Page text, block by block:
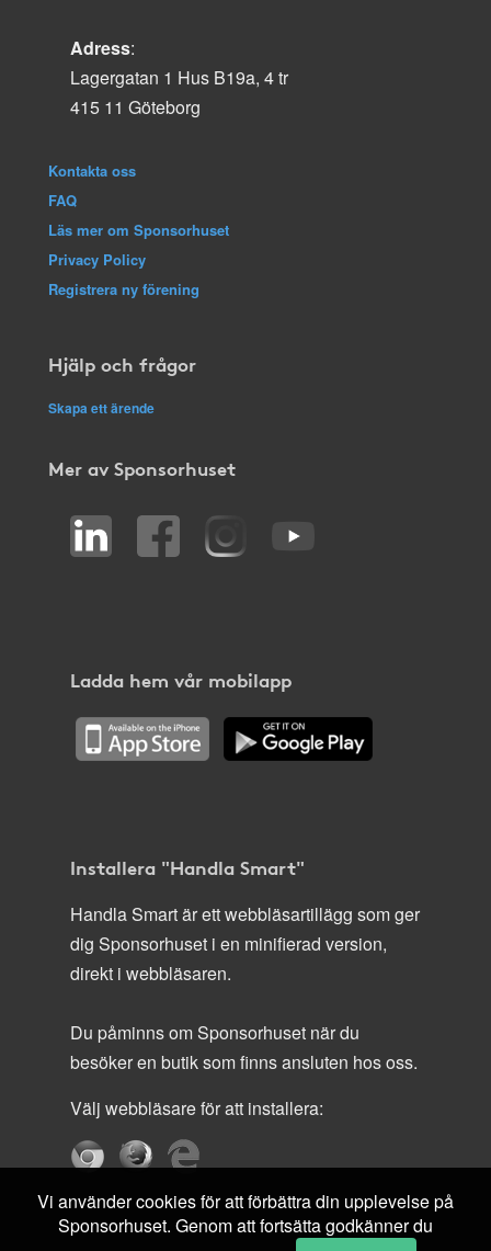
Adress:
Lagergatan 1 Hus B19a, 4 tr
415 11 Göteborg
Kontakta oss
FAQ
Läs mer om Sponsorhuset
Privacy Policy
Registrera ny förening
Hjälp och frågor
Skapa ett ärende
Mer av Sponsorhuset
Ladda hem vår mobilapp
Installera "Handla Smart"
Handla Smart är ett webbläsartillägg som ger
dig Sponsorhuset i en minifierad version,
direkt i webbläsaren.
Du påminns om Sponsorhuset när du
besöker en butik som finns ansluten hos oss.
Välj webbläsare för att installera:
Vi använder cookies för att förbättra din upplevelse på
Sponsorhuset. Genom att fortsätta godkänner du